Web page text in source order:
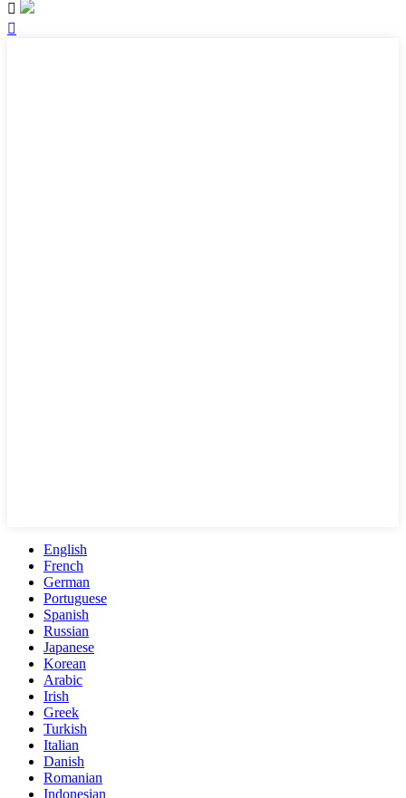


English
French
German
Portuguese
Spanish
Russian
Japanese
Korean
Arabic
Irish
Greek
Turkish
Italian
Danish
Romanian
Indonesian